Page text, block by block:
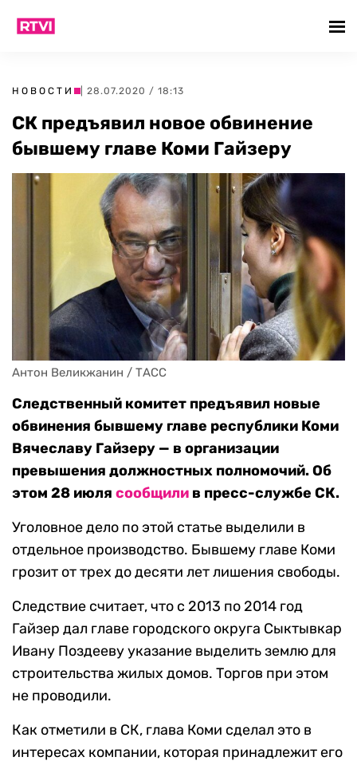
НОВОСТИ | 28.07.2020 / 18:13
СК предъявил новое обвинение
бывшему главе Коми Гайзеру
Антон Великжанин / ТАСС
Следственный комитет предъявил новые
обвинения бывшему главе республики Коми
Вячеславу Гайзеру — в организации
превышения должностных полномочий. Об
этом 28 июля сообщили в пресс-службе СК.
Уголовное дело по этой статье выделили в
отдельное производство. Бывшему главе Коми
грозит от трех до десяти лет лишения свободы.
Следствие считает, что с 2013 по 2014 год
Гайзер дал главе городского округа Сыктывкар
Ивану Поздееву указание выделить землю для
строительства жилых домов. Торгов при этом
не проводили.
Как отметили в СК, глава Коми сделал это в
интересах компании, которая принадлежит его